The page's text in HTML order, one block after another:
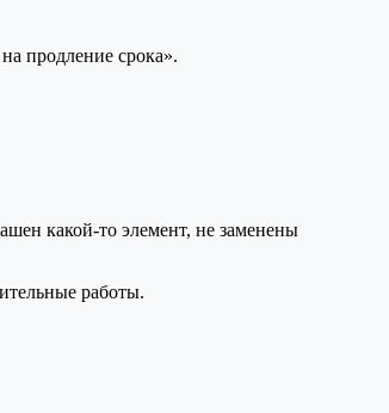
продление срока».
какой-то элемент, не заменены
работы.